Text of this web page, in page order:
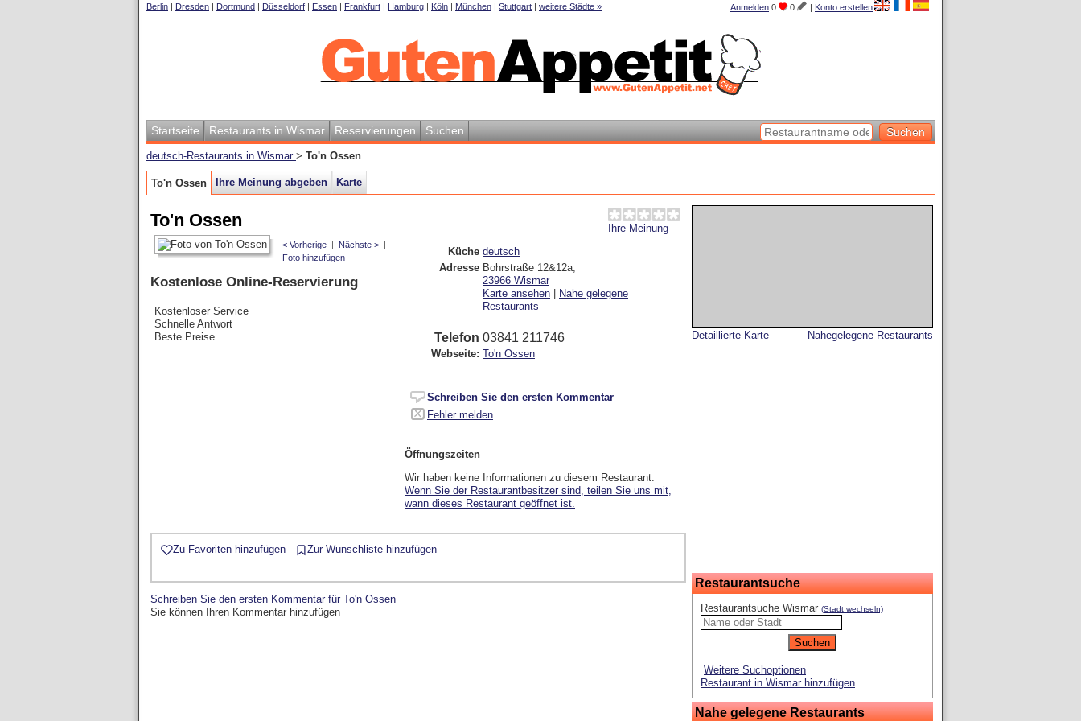
Anmelden 0 0 | Konto erstellen
Berlin | Dresden | Dortmund | Düsseldorf | Essen | Frankfurt | Hamburg | Köln | München | Stuttgart | weitere Städte »
Startseite Restaurants in Wismar Reservierungen Suchen
deutsch-Restaurants in Wismar > To'n Ossen
To'n Ossen Ihre Meinung abgeben Karte
Nahegelegene Restaurants
Detaillierte Karte
Restaurantsuche
Restaurantsuche Wismar (Stadt wechseln)
Weitere Suchoptionen
Restaurant in Wismar hinzufügen
Nahe gelegene Restaurants
Ihre Meinung
To'n Ossen
Küche deutsch
Adresse Bohrstraße 12&12a,
23966 Wismar
Karte ansehen
Nahe gelegene
Restaurants
Telefon 03841 211746
Webseite: To'n Ossen
Schreiben Sie den ersten Kommentar
Fehler melden
Öffnungszeiten
Wir haben keine Informationen zu diesem Restaurant.
Wenn Sie der Restaurantbesitzer sind, teilen Sie uns mit,
wann dieses Restaurant geöffnet ist.
< Vorherige | Nächste > |
Foto hinzufügen
Kostenlose Online-Reservierung
Kostenloser Service
Schnelle Antwort
Beste Preise
Zu Favoriten hinzufügen Zur Wunschliste hinzufügen
Schreiben Sie den ersten Kommentar für To'n Ossen
Sie können Ihren Kommentar hinzufügen